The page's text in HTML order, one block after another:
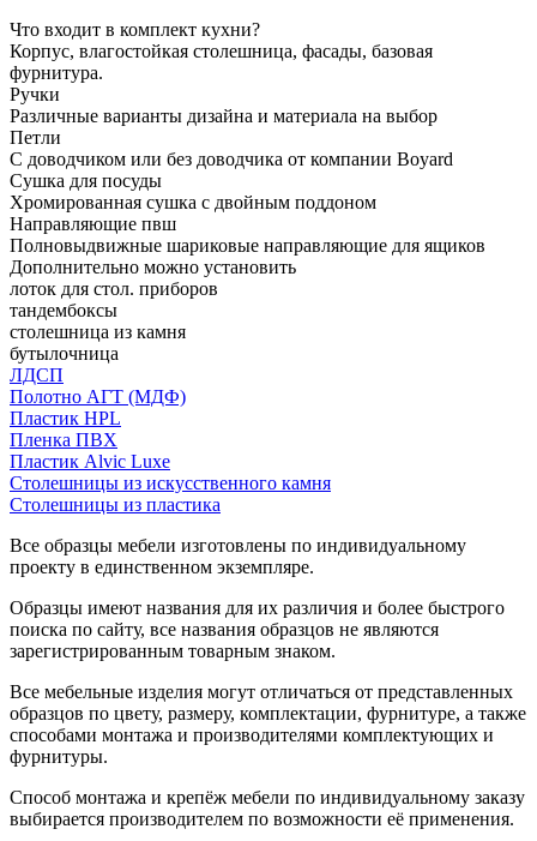
Что входит в комплект кухни?
Корпус, влагостойкая столешница, фасады, базовая
фурнитура.
Ручки
Различные варианты дизайна и материала на выбор
Петли
С доводчиком или без доводчика от компании Boyard
Сушка для посуды
Хромированная сушка с двойным поддоном
Направляющие пвш
Полновыдвижные шариковые направляющие для ящиков
Дополнительно можно установить
лоток для стол. приборов
тандембоксы
столешница из камня
бутылочница
ЛДСП
Полотно АГТ (МДФ)
Пластик HPL
Пленка ПВХ
Пластик Alvic Luxe
Столешницы из искусственного камня
Столешницы из пластика
Все образцы мебели изготовлены по индивидуальному
проекту в единственном экземпляре.
Образцы имеют названия для их различия и более быстрого
поиска по сайту, все названия образцов не являются
зарегистрированным товарным знаком.
Все мебельные изделия могут отличаться от представленных
образцов по цвету, размеру, комплектации, фурнитуре, а также
способами монтажа и производителями комплектующих и
фурнитуры.
Способ монтажа и крепёж мебели по индивидуальному заказу
выбирается производителем по возможности её применения.